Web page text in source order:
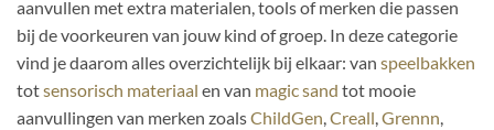
aanvullen met extra materialen, tools of merken die passen
bij de voorkeuren van jouw kind of groep. In deze categorie
vind je daarom alles overzichtelijk bij elkaar: van speelbakken
totsensorisch materiaal en van magic sand tot mooie
aanvullingen van merken zoalsChildGen,Creall,Grennn,